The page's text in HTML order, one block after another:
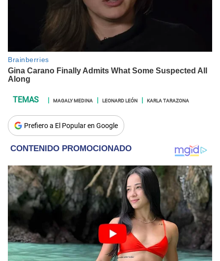
MAGALY MEDINA LEONARD LEÓN KARLA TARAZONA
Prefiero a El Popular en Google